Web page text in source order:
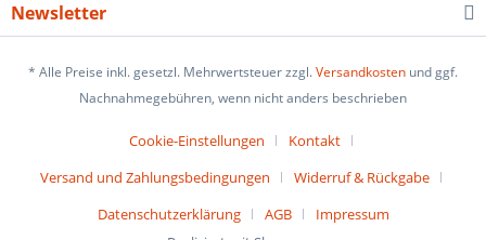
Newsletter
* Alle Preise inkl. gesetzl. Mehrwertsteuer zzgl.Versandkosten und ggf.
Nachnahmegebühren, wenn nicht anders beschrieben
Cookie-Einstellungen
Kontakt
Versand und Zahlungsbedingungen
Widerruf & Rückgabe
Datenschutzerklärung
AGB
Impressum